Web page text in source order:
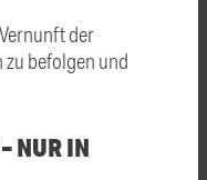
der
befolgen und
NUR IN